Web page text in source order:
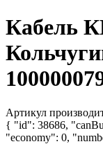
Кабель
Артикул
{ "id": 38686,
"economy": 0,